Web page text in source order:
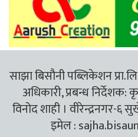
साझा बिसौनी पब्लिकेशन
अधिकारी, प्रबन्ध निर्देशक:
विनोद शाही । वीरेन्द्रनगर-६
इमेल :